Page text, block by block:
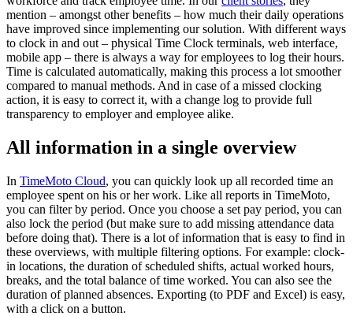
mention – amongst other benefits – how much their daily operations
have improved since implementing our solution. With different ways
to clock in and out – physical Time Clock terminals, web interface,
mobile app – there is always a way for employees to log their hours.
Time is calculated automatically, making this process a lot smoother
compared to manual methods. And in case of a missed clocking
action, it is easy to correct it, with a change log to provide full
transparency to employer and employee alike.
All information in a single overview
In TimeMoto Cloud, you can quickly look up all recorded time an
employee spent on his or her work. Like all reports in TimeMoto,
you can filter by period. Once you choose a set pay period, you can
also lock the period (but make sure to add missing attendance data
before doing that). There is a lot of information that is easy to find in
these overviews, with multiple filtering options. For example: clock-
in locations, the duration of scheduled shifts, actual worked hours,
breaks, and the total balance of time worked. You can also see the
duration of planned absences. Exporting (to PDF and Excel) is easy,
with a click on a button.